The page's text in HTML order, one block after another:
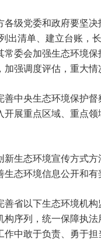
各级党委和政府要坚
出清单、建立台账
委会加强生态环境
强调度评估，重大
善中央生态环境保护
展重点区域、重点
新生态环境宣传方式
态环境信息公开和
善省以下生态环境机
序列，统一保障执
中敢于负责、勇于